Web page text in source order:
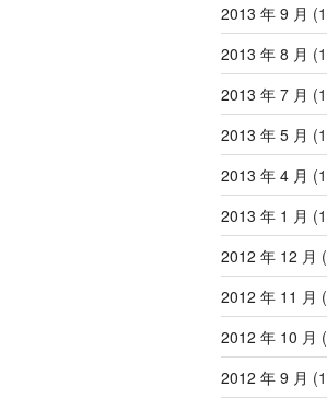
2013 年 9 月
2013 年 8 月
2013 年 7 月
2013 年 5 月
2013 年 4 月
2013 年 1 月
2012 年 12 月
2012 年 11 月
2012 年 10 月
2012 年 9 月